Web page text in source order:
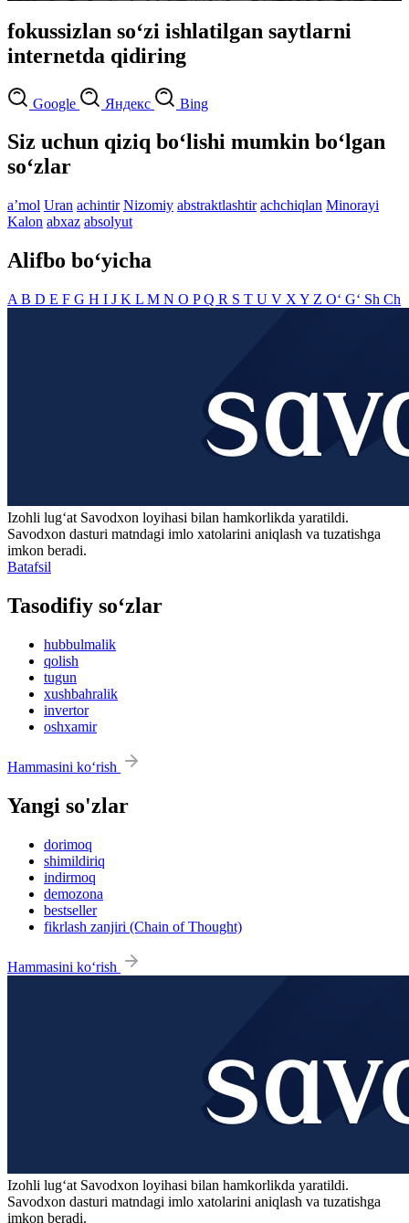
fokussizlan so‘zi ishlatilgan saytlarni
internetda qidiring
Google Яндекс Bing
Siz uchun qiziq bo‘lishi mumkin bo‘lgan
so‘zlar
aʼmol Uran achintir Nizomiy abstraktlashtir achchiqlan Minorayi
Kalon abxaz absolyut
Alifbo bo‘yicha
A B D E F G H I J K L M N O PQ R S T U V X Y Z O‘ G‘ Sh Ch
Izohli lugʻat Savodxon loyihasi bilan hamkorlikda yaratildi.
Savodxon dasturi matndagi imlo xatolarini aniqlash va tuzatishga
imkon beradi.
Batafsil
Tasodifiy so‘zlar
hubbulmalik
qolish
tugun
xushbahralik
invertor
oshxamir
Hammasini ko‘rish
Yangi so'zlar
dorimoq
shimildiriq
indirmoq
demozona
bestseller
fikrlash zanjiri (Chain of Thought)
Hammasini ko‘rish
Izohli lugʻat Savodxon loyihasi bilan hamkorlikda yaratildi.
Savodxon dasturi matndagi imlo xatolarini aniqlash va tuzatishga
imkon beradi.